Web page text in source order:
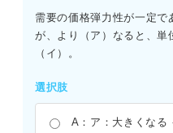
需要の価格弾力性が一定で
が、より（ア）なると、単
（イ）。
選択肢
A：ア：大きくなる